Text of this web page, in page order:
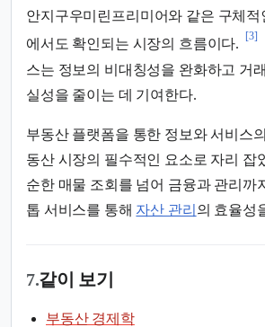
안지구우미린프리미어와 같은 구체적
에서도 확인되는 시장의 흐름이다.
[3]
스는 정보의 비대칭성을 완화하고 거
실성을 줄이는 데 기여한다.
부동산 플랫폼을 통한 정보와 서비스
동산 시장의 필수적인 요소로 자리 잡
순한 매물 조회를 넘어 금융과 관리까
톱 서비스를 통해 자산 관리 의 효율성
7.같이 보기
부동산 경제학